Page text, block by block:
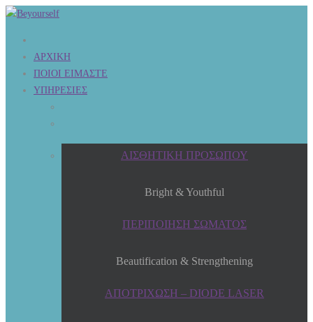
ΑΡΧΙΚΗ
ΠΟΙΟΙ ΕΙΜΑΣΤΕ
ΥΠΗΡΕΣΙΕΣ
ΑΙΣΘΗΤΙΚΗ ΠΡΟΣΩΠΟΥ
Bright & Youthful
ΠΕΡΙΠΟΙΗΣΗ ΣΩΜΑΤΟΣ
Beautification & Strengthening
ΑΠΟΤΡΙΧΩΣΗ – DIODE LASER